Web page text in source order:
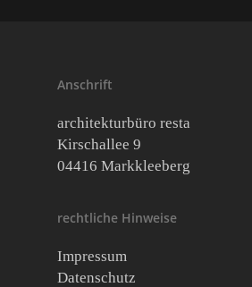
Anschrift
architekturbüro resta
Kirschallee 9
04416 Markkleeberg
rechtliche Hinweise
Impressum
Datenschutz